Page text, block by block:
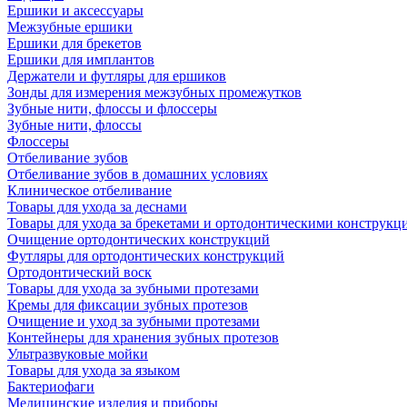
Ершики и аксессуары
Межзубные ершики
Ершики для брекетов
Ершики для имплантов
Держатели и футляры для ершиков
Зонды для измерения межзубных промежутков
Зубные нити, флоссы и флоссеры
Зубные нити, флоссы
Флоссеры
Отбеливание зубов
Отбеливание зубов в домашних условиях
Клиническое отбеливание
Товары для ухода за деснами
Товары для ухода за брекетами и ортодонтическими
Очищение ортодонтических конструкций
Футляры для ортодонтических конструкций
Ортодонтический воск
Товары для ухода за зубными протезами
Кремы для фиксации зубных протезов
Очищение и уход за зубными протезами
Контейнеры для хранения зубных протезов
Ультразвуковые мойки
Товары для ухода за языком
Бактериофаги
Медицинские изделия и приборы